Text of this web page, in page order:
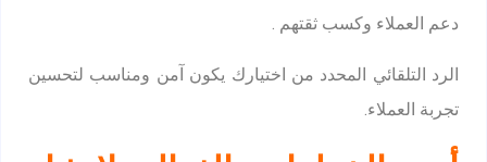
دعم العملاء وكسب ثقتهم .
الرد التلقائي المحدد من اختيارك يكون آمن ومناسب لتحسين
تجربة العملاء.